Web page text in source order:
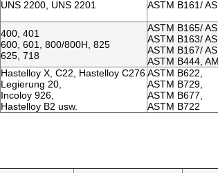
UNS 2200, UNS 2201 ASTM B161/
400, 401
600, 601, 800/800H, 825
625, 718
ASTM B165/
ASTM B163/
ASTM B167/
ASTM B444,
Hastelloy X, C22, Hastelloy C276
Legierung 20,
Incoloy 926,
Hastelloy B2 usw.
ASTM B622,
ASTM B729,
ASTM B677,
ASTM B722